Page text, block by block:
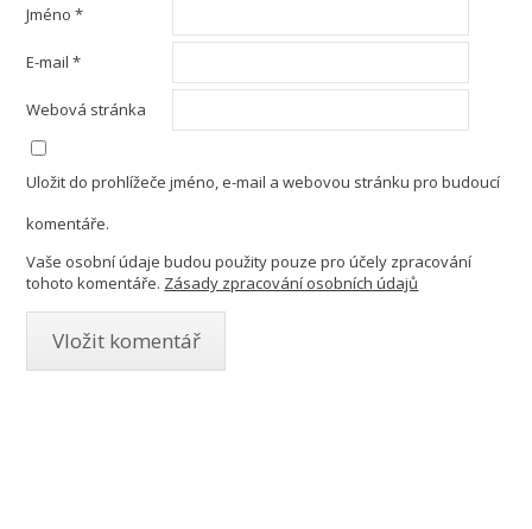
Jméno*
E-mail*
Webová stránka
Uložit do prohlížeče jméno, e-mail a webovou stránku pro budoucí
komentáře.
Vaše osobní údaje budou použity pouze pro účely zpracování
tohoto komentáře. Zásady zpracování osobních údajů